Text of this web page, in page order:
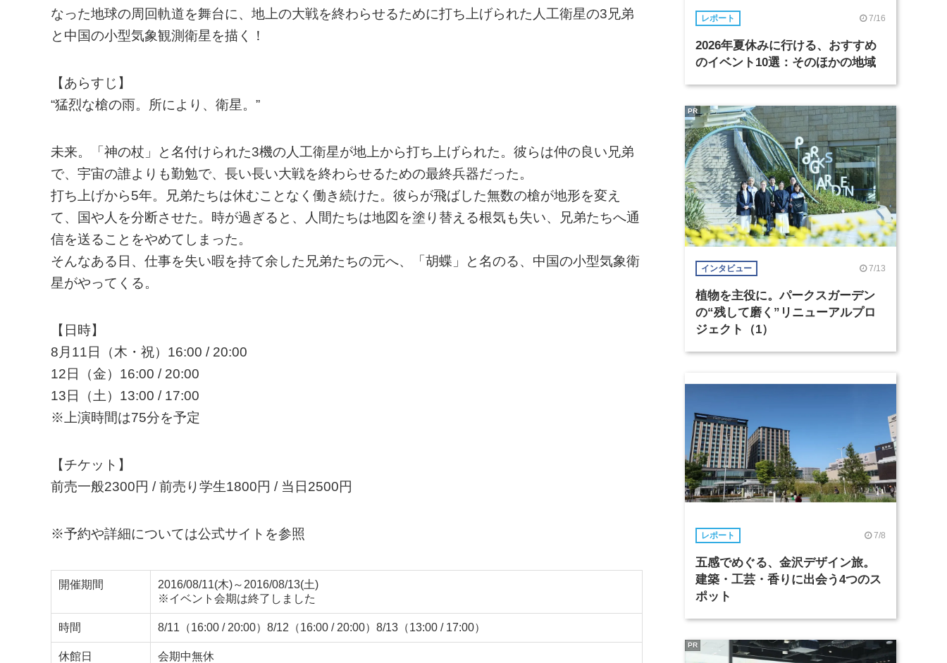
なった地球の周回軌道を舞台に、地上の大戦を終わらせるために打ち上げられた人工衛星の3兄弟
と中国の小型気象観測衛星を描く！
【あらすじ】
“猛烈な槍の雨。所により、衛星。”
未来。「神の杖」と名付けられた3機の人工衛星が地上から打ち上げられた。彼らは仲の良い兄弟
で、宇宙の誰よりも勤勉で、長い長い大戦を終わらせるための最終兵器だった。
打ち上げから5年。兄弟たちは休むことなく働き続けた。彼らが飛ばした無数の槍が地形を変え
て、国や人を分断させた。時が過ぎると、人間たちは地図を塗り替える根気も失い、兄弟たちへ通
信を送ることをやめてしまった。
そんなある日、仕事を失い暇を持て余した兄弟たちの元へ、「胡蝶」と名のる、中国の小型気象衛
星がやってくる。
【日時】
8月11日（木・祝）16:00 / 20:00
12日（金）16:00 / 20:00
13日（土）13:00 / 17:00
※上演時間は75分を予定
【チケット】
前売一般2300円 / 前売り学生1800円 / 当日2500円
※予約や詳細については公式サイトを参照
開催期間
2016/08/11(木)～2016/08/13(土)
※イベント会期は終了しました
時間 8/11（16:00 / 20:00）8/12（16:00 / 20:00）8/13（13:00 / 17:00）
休館日 会期中無休
レポート 7/16
2026年夏休みに行ける、おすすめ
のイベント10選：そのほかの地域
インタビュー 7/13
植物を主役に。パークスガーデン
の“残して磨く”リニューアルプロ
ジェクト（1）
PR
レポート 7/8
五感でめぐる、金沢デザイン旅。
建築・工芸・香りに出会う4つのス
ポット
PR